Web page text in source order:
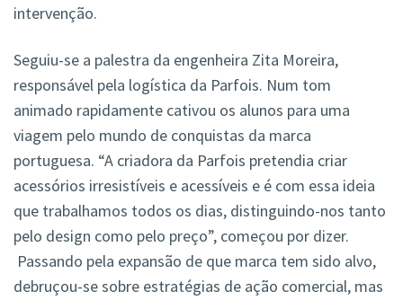
intervenção.
Seguiu-se a palestra da engenheira Zita Moreira,
responsável pela logística da Parfois. Num tom
animado rapidamente cativou os alunos para uma
viagem pelo mundo de conquistas da marca
portuguesa. “A criadora da Parfois pretendia criar
acessórios irresistíveis e acessíveis e é com essa ideia
que trabalhamos todos os dias, distinguindo-nos tanto
pelo design como pelo preço”, começou por dizer.
Passando pela expansão de que marca tem sido alvo,
debruçou-se sobre estratégias de ação comercial, mas